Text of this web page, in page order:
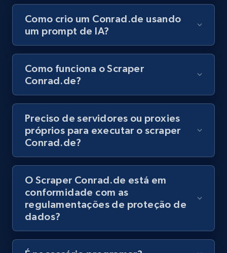
Video length, Likes, Views, and more.
8.1K+ 716+
Youtube - Videos posts - Discovery records
by Explore page URL
Video length, Likes, Views, and more.
Youtube - Videos posts - Discovery videos
by podcast url
Video length, Likes, Views, and more.
Como crio um Conrad.de usando
um prompt de IA?
Como funciona o Scraper
Conrad.de?
Preciso de servidores ou proxies
próprios para executar o scraper
Conrad.de?
O Scraper Conrad.de está em
conformidade com as
regulamentações de proteção de
dados?